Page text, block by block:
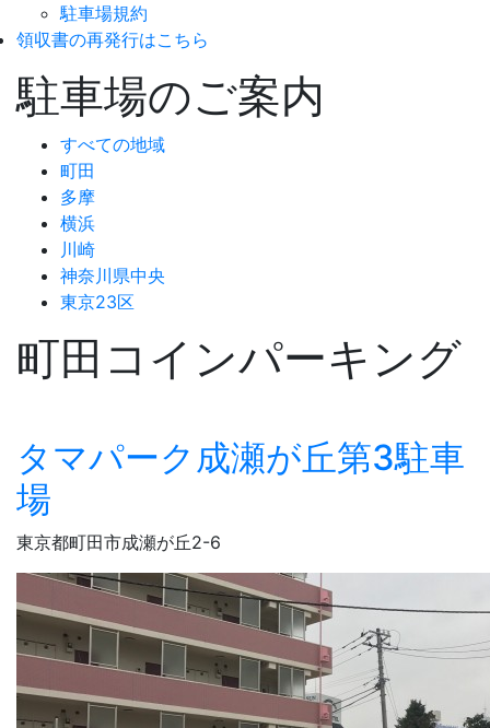
駐車場規約
領収書の再発行はこちら
駐車場のご案内
すべての地域
町田
多摩
横浜
川崎
神奈川県中央
東京23区
町田コインパーキング
タマパーク成瀬が丘第3駐車
場
東京都町田市成瀬が丘2-6